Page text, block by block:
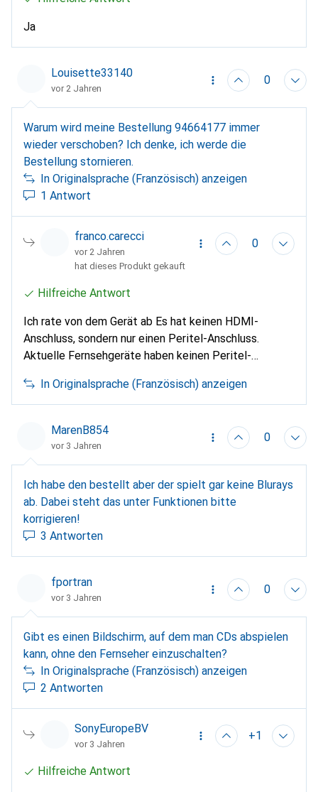
Ja
Louisette33140
vor 2 Jahren
0
Warum wird meine Bestellung 94664177 immer
wieder verschoben? Ich denke, ich werde die
Bestellung stornieren.
In Originalsprache (Französisch) anzeigen
1 Antwort
franco.carecci
vor 2 Jahren
0
hat dieses Produkt gekauft
Hilfreiche Antwort
Ich rate von dem Gerät ab Es hat keinen HDMI-
Anschluss, sondern nur einen Peritel-Anschluss.
Aktuelle Fernsehgeräte haben keinen Peritel-
10fr mehr
In Originalsprache (Französisch) anzeigen
MarenB854
vor 3 Jahren
0
Ich habe den bestellt aber der spielt gar keine Blurays
ab. Dabei steht das unter Funktionen bitte
korrigieren!
3 Antworten
fportran
vor 3 Jahren
0
Gibt es einen Bildschirm, auf dem man CDs abspielen
kann, ohne den Fernseher einzuschalten?
In Originalsprache (Französisch) anzeigen
2 Antworten
SonyEuropeBV
vor 3 Jahren
+1
Hilfreiche Antwort